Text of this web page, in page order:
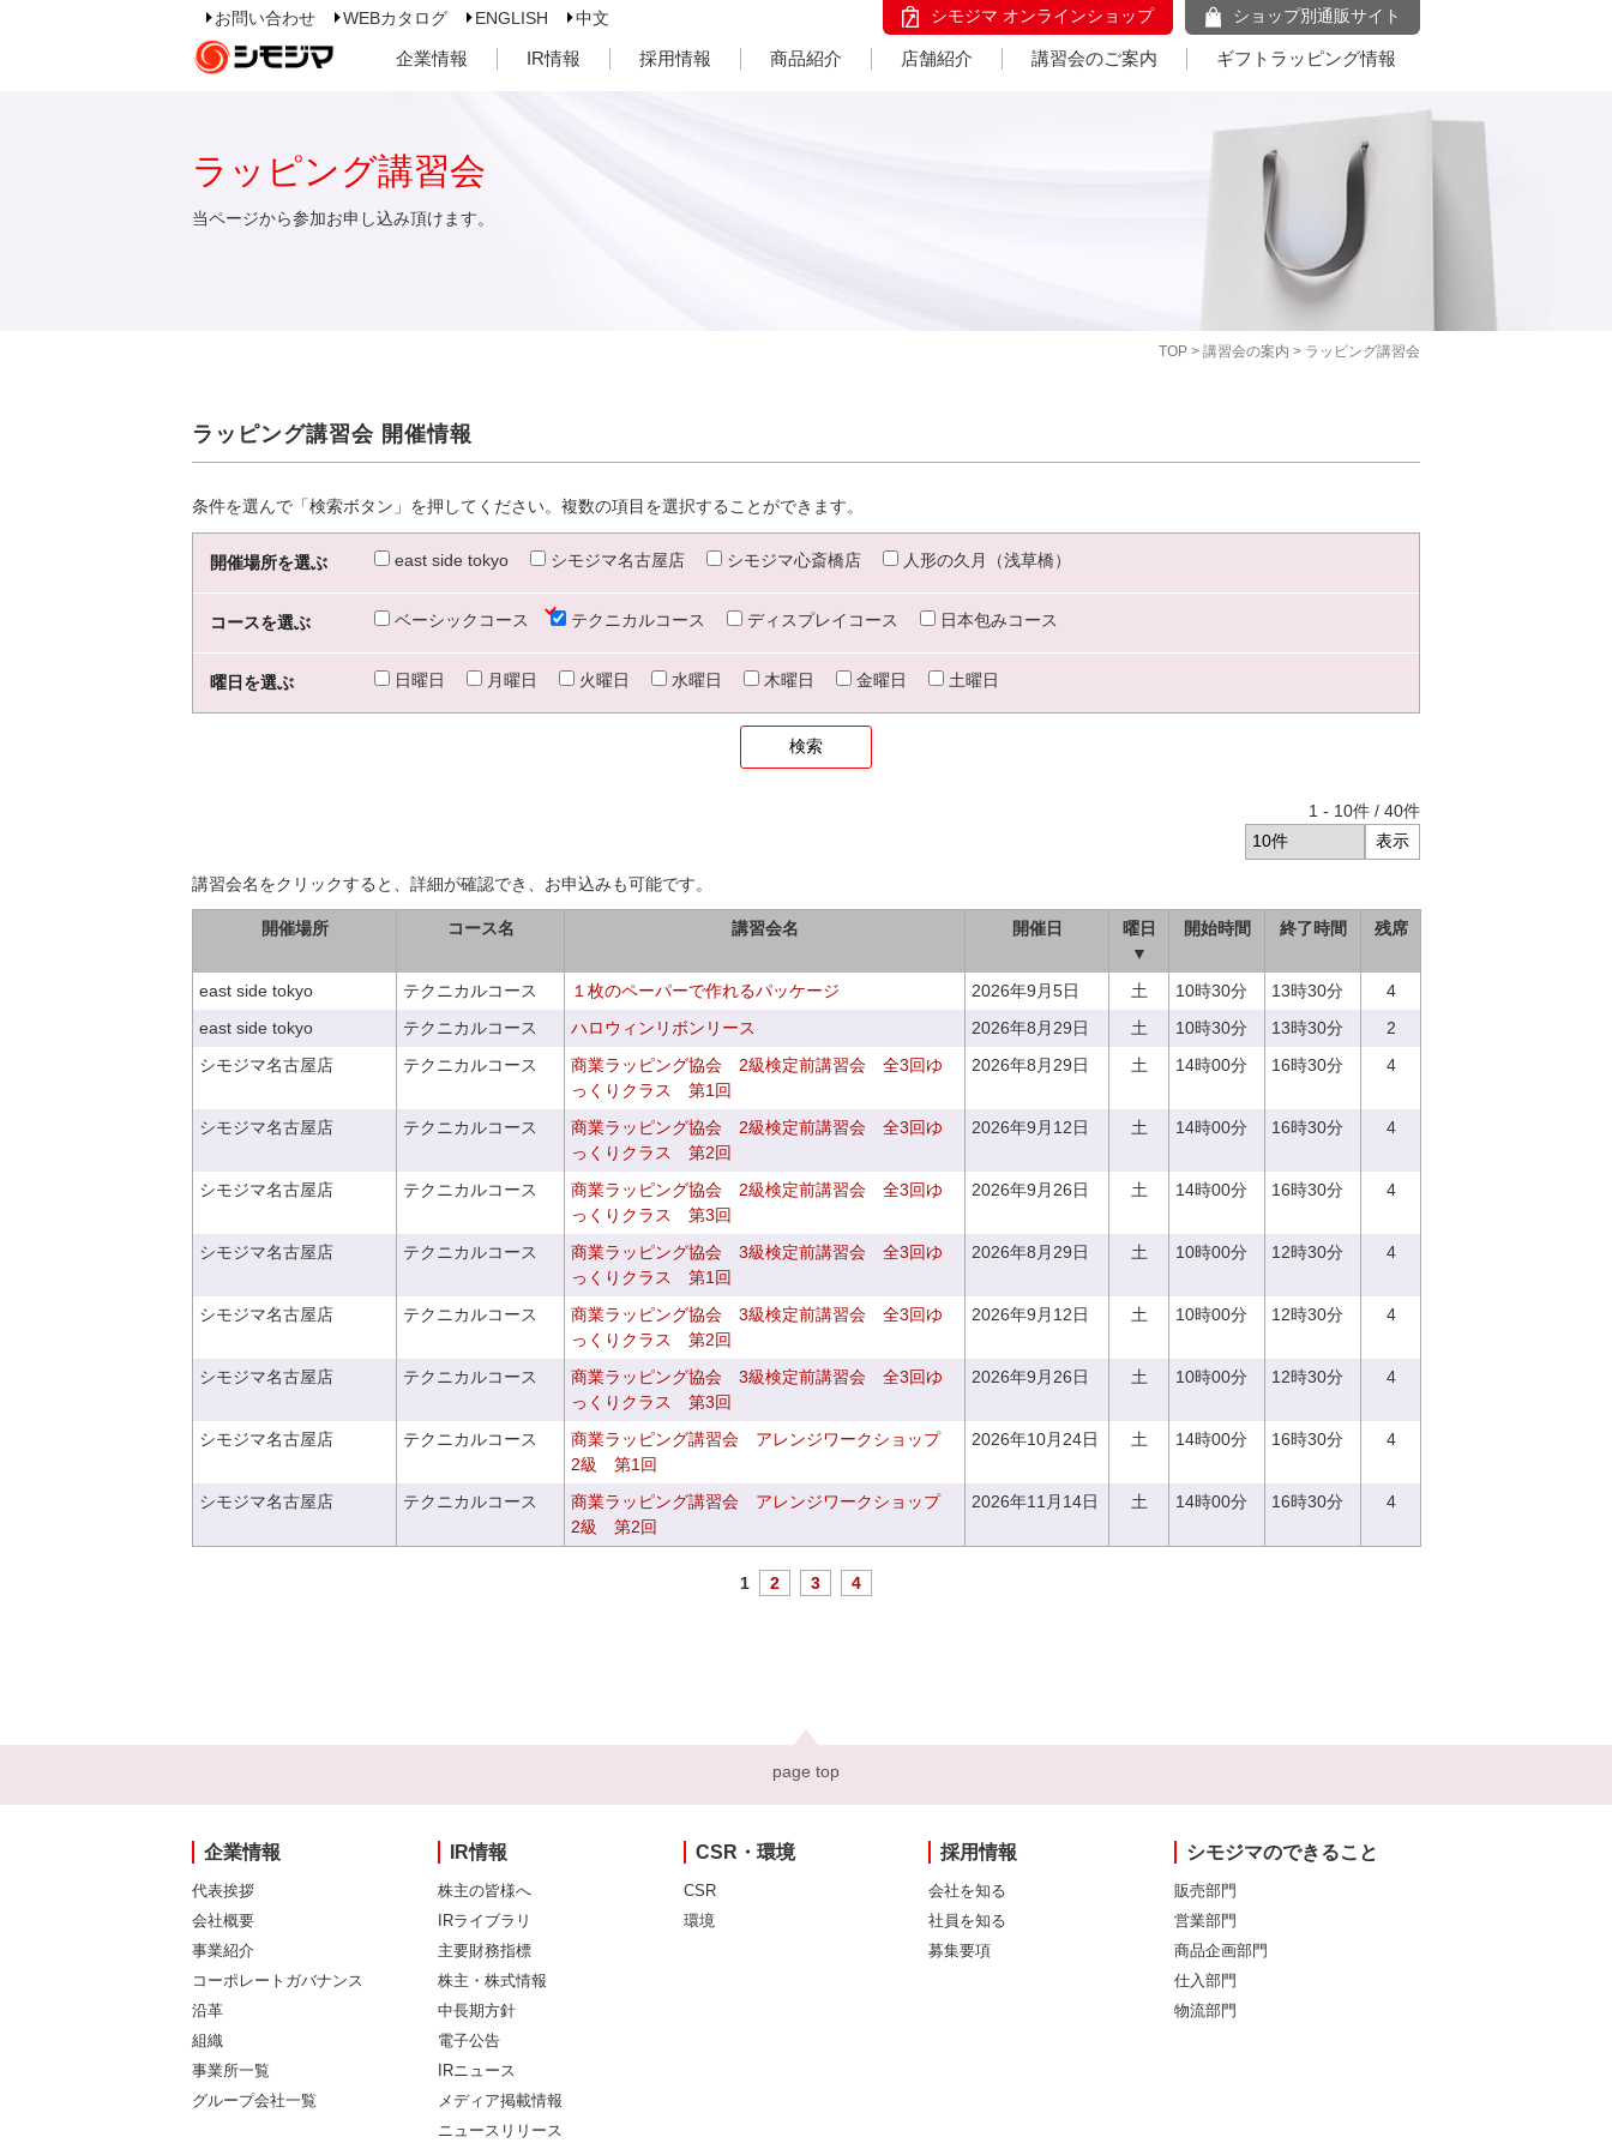
お問い合わせ WEBカタログ ENGLISH 中文 シモジマ オンラインショップ ショップ別通販サイト
企業情報 IR情報 採用情報 商品紹介 店舗紹介 講習会のご案内 ギフトラッピング情報
TOP > 講習会の案内 > ラッピング講習会
ラッピング講習会
当ページから参加お申し込み頂けます。
ラッピング講習会 開催情報
条件を選んで「検索ボタン」を押してください。複数の項目を選択することができます。
開催場所を選ぶ east side tokyo シモジマ名古屋店 シモジマ心斎橋店 人形の久月（浅草橋）
コースを選ぶ ベーシックコース テクニカルコース ディスプレイコース 日本包みコース
曜日を選ぶ 日曜日 月曜日 火曜日 水曜日 木曜日 金曜日 土曜日
1 - 10件 / 40件
講習会名をクリックすると、詳細が確認でき、お申込みも可能です。
開催場所 コース名 講習会名 開催日
曜日
▼
開始時間 終了時間 残席
east side tokyo テクニカルコース １枚のペーパーで作れるパッケージ 2026年9月5日 土 10時30分 13時30分
4
east side tokyo
テクニカルコース ハロウィンリボンリース 2026年8月29日 土 10時30分 13時30分
2
シモジマ名古屋店
テクニカルコース
商業ラッピング協会 2級検定前講習会 全3回ゆ
っくりクラス 第1回
2026年8月29日 土 14時00分 16時30分 4
シモジマ名古屋店 テクニカルコース
商業ラッピング協会 2級検定前講習会 全3回ゆ
っくりクラス 第2回
2026年9月12日 土 14時00分 16時30分 4
シモジマ名古屋店 テクニカルコース
商業ラッピング協会 2級検定前講習会 全3回ゆ
っくりクラス 第3回
2026年9月26日 土 14時00分 16時30分 4
シモジマ名古屋店 テクニカルコース
商業ラッピング協会 3級検定前講習会 全3回ゆ
っくりクラス 第1回
2026年8月29日 土 10時00分 12時30分 4
シモジマ名古屋店 テクニカルコース
商業ラッピング協会 3級検定前講習会 全3回ゆ
っくりクラス 第2回
2026年9月12日 土 10時00分 12時30分 4
シモジマ名古屋店 テクニカルコース
商業ラッピング協会 3級検定前講習会 全3回ゆ
っくりクラス 第3回
2026年9月26日 土 10時00分 12時30分 4
シモジマ名古屋店 テクニカルコース
商業ラッピング講習会 アレンジワークショップ
2級 第1回
2026年10月24日 土 14時00分 16時30分 4
シモジマ名古屋店 テクニカルコース
商業ラッピング講習会 アレンジワークショップ
2級 第2回
2026年11月14日 土 14時00分 16時30分 4
1 2 3 4
page top
企業情報
代表挨拶
会社概要
事業紹介
コーポレートガバナンス
沿革
組織
事業所一覧
グループ会社一覧
IR情報
株主の皆様へ
IRライブラリ
主要財務指標
株主・株式情報
中長期方針
電子公告
IRニュース
メディア掲載情報
ニュースリリース
CSR・環境
CSR
環境
採用情報
会社を知る
社員を知る
募集要項
シモジマのできること
販売部門
営業部門
商品企画部門
仕入部門
物流部門